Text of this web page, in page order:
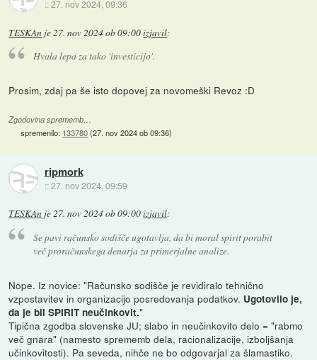
::27. nov 2024, 09:36
TESKAn je27. nov 2024 ob 09:00izjavil:
Hvala lepa za tako 'investicijo'.
Prosim, zdaj pa še isto dopovej za novomeški Revoz :D
Zgodovina sprememb…
spremenilo: 133780(27. nov 2024 ob 09:36)
ripmork
::27. nov 2024, 09:59
TESKAn je27. nov 2024 ob 09:00izjavil:
Se pavi računsko sodišče ugotavlja, da bi moral spirit porabit
več proračunskega denarja za primerjalne analize.
Nope. Iz novice: "Računsko sodišče je revidiralo tehnično
vzpostavitev in organizacijo posredovanja podatkov. Ugotovilo je,
da je bil SPIRIT neučinkovit."
Tipična zgodba slovenske JU; slabo in neučinkovito delo = "rabmo
več gnara" (namesto sprememb dela, racionalizacije, izboljšanja
učinkovitosti). Pa seveda, nihče ne bo odgovarjal za šlamastiko.